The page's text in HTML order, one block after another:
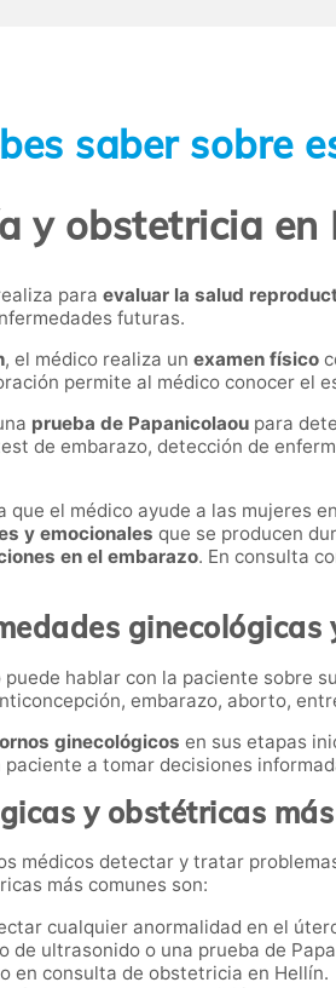
saber sobre
y obstetricia en
para evaluar la salud
futuras.
, el médico realiza un examen físico
permite al médico conocer el
prueba de Papanicolaou para
de embarazo, detección de
que el médico ayude a las mujeres
y emocionales que se producen
en el embarazo. En consulta
hablar con la paciente sobre
embarazo, aborto,
ginecológicos en sus etapas
a tomar decisiones
y obstétricas
médicos detectar y tratar
más comunes son:
cualquier anormalidad en el
de ultrasonido o una prueba de
en consulta de obstetricia en Hellín.